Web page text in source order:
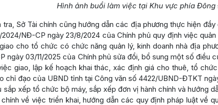
Hình ảnh buổi làm việc tại Khu vực phía Đông
Sở Tài chính cũng hướng dẫn các địa phương thực hiện
NĐ-CP ngày 23/8/2024 của Chính phủ quy định việc
cho tổ chức có chức năng quản lý, kinh doanh nhà địa
ngày 03/11/2025 của Chính phủ sửa đổi, bổ sung một số điều
giao, lập kế hoạch khai thác, xác định giá cho thuê, tổ
chỉ đạo của UBND tỉnh tại Công văn số 4422/UBND-ĐTKT
xếp tổ chức bộ máy, sắp xếp đơn vị hành chính và hướng
về việc triển khai, hướng dẫn các quy định pháp luật về